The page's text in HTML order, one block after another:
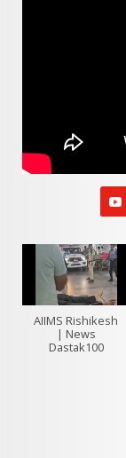
AIIMS Rishikesh
| News
Dastak100